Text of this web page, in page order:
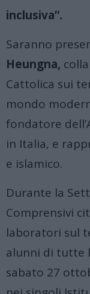
inclusiva”.
Saranno
Heungna,
Cattolica sui
mondo
fondatore
in Italia, e
e islamico.
Durante la
Comprensivi
laboratori sul
alunni di tutte
sabato 27